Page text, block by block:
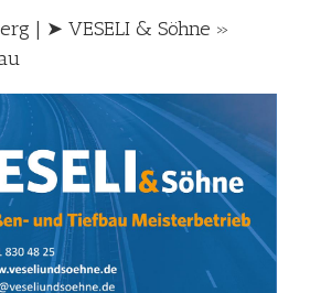
| ➤ VESELI & Söhne »